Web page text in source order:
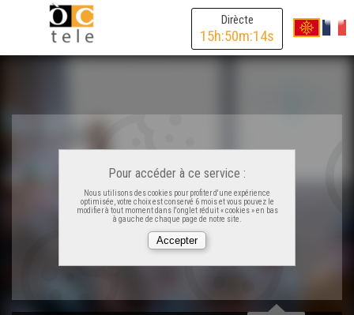
Dirècte
15h:50m:14s
Pour accéder à ce service :
Nous utilisons des cookies pour profiter d'une expérience
optimisée, votre choix est conservé 6 mois et vous pouvez le
modifier à tout moment dans l'onglet réduit « cookies » en bas
à gauche de chaque page de notre site.
Familha en lenga a Garlin
La formacion " Ensenhar"